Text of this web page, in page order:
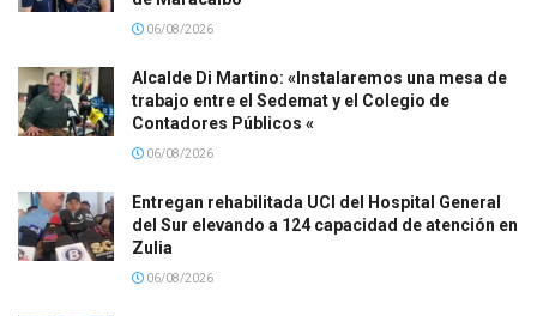
06/08/2026
Alcalde Di Martino: «Instalaremos una mesa de
trabajo entre el Sedemat y el Colegio de
Contadores Públicos «
06/08/2026
Entregan rehabilitada UCI del Hospital General
del Sur elevando a 124 capacidad de atención en
Zulia
06/08/2026